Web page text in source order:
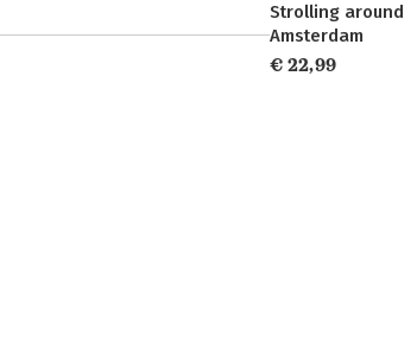
Strolling around
Amsterdam
€ 22,99